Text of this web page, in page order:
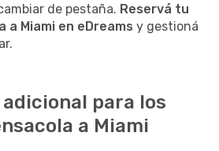
de pestaña. Reservá tu
a Miami en eDreams y gestioná
para los
a Miami